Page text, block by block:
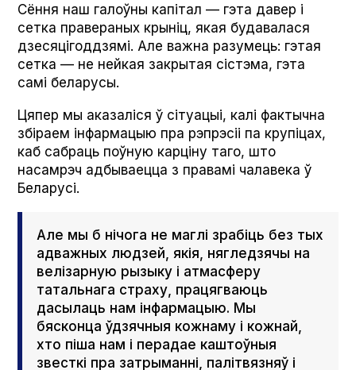
Cёння наш галоўны капітал — гэта давер і
сетка правераных крыніц, якая будавалася
дзесяцігоддзямі. Але важна разумець: гэтая
сетка — не нейкая закрытая сістэма, гэта
самі беларусы.
Цяпер мы аказаліся ў сітуацыі, калі фактычна
збіраем інфармацыю пра рэпрэсіі па крупіцах,
каб сабраць поўную карціну таго, што
насамрэч адбываецца з правамі чалавека ў
Беларусі.
Але мы б нічога не маглі зрабіць без тых
адважных людзей, якія, нягледзячы на
велізарную рызыку і атмасферу
татальнага страху, працягваюць
дасылаць нам інфармацыю. Мы
бясконца ўдзячныя кожнаму і кожнай,
хто піша нам і перадае каштоўныя
звесткі пра затрыманні, палітвязняў і